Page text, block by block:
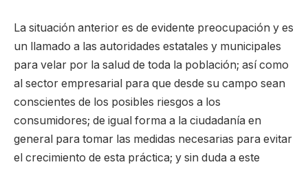
La situación anterior es de evidente preocupación y es
un llamado a las autoridades estatales y municipales
para velar por la salud de toda la población; así como
al sector empresarial para que desde su campo sean
conscientes de los posibles riesgos a los
consumidores; de igual forma a la ciudadanía en
general para tomar las medidas necesarias para evitar
el crecimiento de esta práctica; y sin duda a este